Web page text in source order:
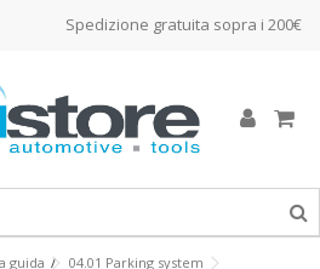
Spedizione gratuita sopra i 200€
guida
04.01 Parking system